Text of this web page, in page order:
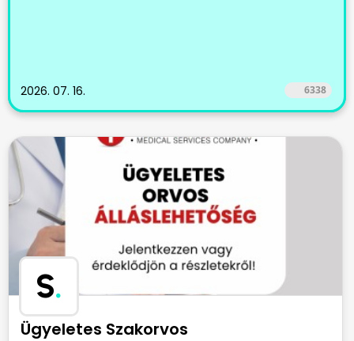
2026. 07. 16. 6338
S.
Ügyeletes Szakorvos